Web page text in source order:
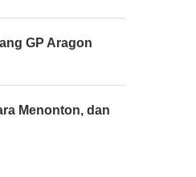
GP Aragon
Menonton, dan